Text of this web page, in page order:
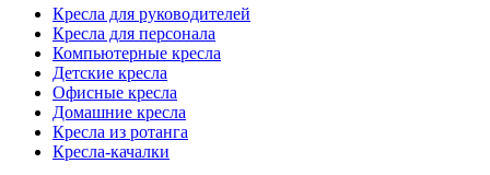
Кресла для руководителей
Кресла для персонала
Компьютерные кресла
Детские кресла
Офисные кресла
Домашние кресла
Кресла из ротанга
Кресла-качалки